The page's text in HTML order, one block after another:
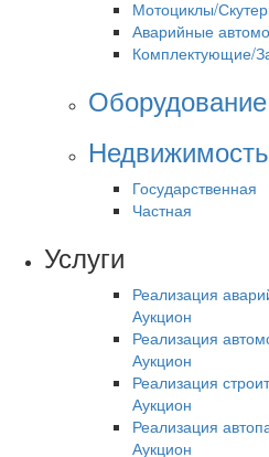
Мотоциклы/
Аварийные
Комплектующие/
Недвижимость
Государственная
Частная
Услуги
Реализация
Аукцион
Реализация
Аукцион
Реализация
Аукцион
Реализация
Аукцион